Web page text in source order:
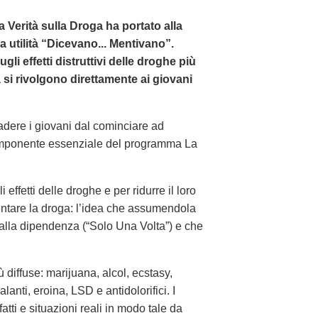
Verità sulla Droga ha portato alla
utilità “Dicevano... Mentivano”.
effetti distruttivi delle droghe più
rivolgono direttamente ai giovani
i giovani dal cominciare ad
essenziale del programma La
effetti delle droghe e per ridurre il loro
la droga: l’idea che assumendola
dipendenza (“Solo Una Volta”) e che
marijuana, alcol, ecstasy,
eroina, LSD e antidolorifici. I
e situazioni reali in modo tale da